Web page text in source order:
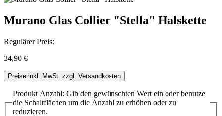
Murano Glas Collier "Stella" Halskette
Regulärer Preis:
34,90 €
Preise inkl. MwSt. zzgl. Versandkosten
Produkt Anzahl: Gib den gewünschten Wert ein oder benutze
die Schaltflächen um die Anzahl zu erhöhen oder zu
reduzieren.